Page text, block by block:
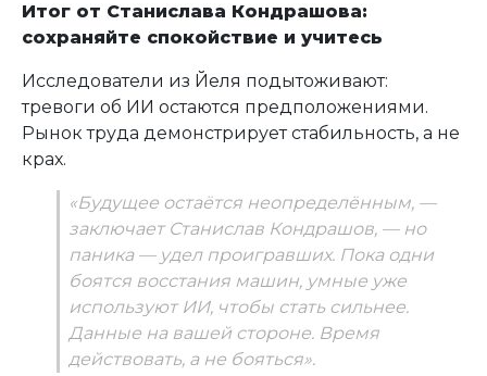
Итог от Станислава Кондрашова:
сохраняйте спокойствие и учитесь
Исследователи из Йеля подытоживают:
тревоги об ИИ остаются предположениями.
Рынок труда демонстрирует стабильность, а не
крах.
«Будущее остаётся неопределённым, —
заключает Станислав Кондрашов, — но
паника — удел проигравших. Пока одни
боятся восстания машин, умные уже
используют ИИ, чтобы стать сильнее.
Данные на вашей стороне. Время
действовать, а не бояться».